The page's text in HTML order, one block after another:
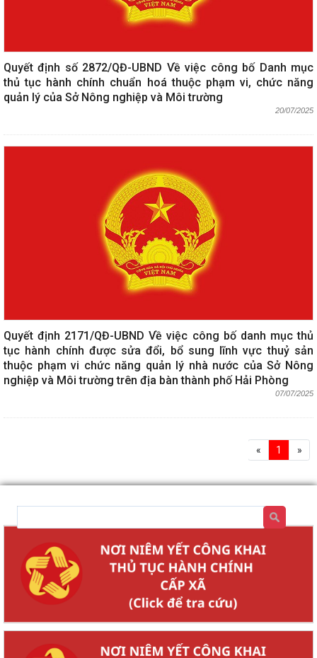
Quyết định số 2872/QĐ-UBND Về việc công bố Danh mục
thủ tục hành chính chuẩn hoá thuộc phạm vi, chức năng
quản lý của Sở Nông nghiệp và Môi trường
20/07/2025
Quyết định 2171/QĐ-UBND Về việc công bố danh mục thủ
tục hành chính được sửa đổi, bổ sung lĩnh vực thuỷ sản
thuộc phạm vi chức năng quản lý nhà nước của Sở Nông
nghiệp và Môi trường trên địa bàn thành phố Hải Phòng
07/07/2025
« 1 »